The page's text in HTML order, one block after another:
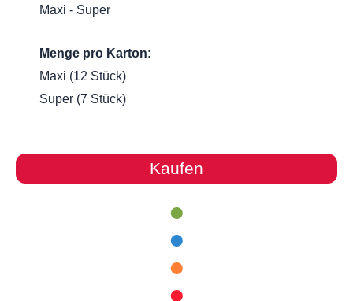
Maxi - Super
Menge pro Karton:
Maxi (12 Stück)
Super (7 Stück)
Kaufen